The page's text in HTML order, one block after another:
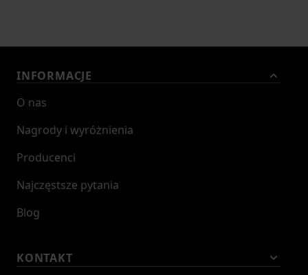
INFORMACJE
O nas
Nagrody i wyróżnienia
Producenci
Najczęstsze pytania
Blog
KONTAKT